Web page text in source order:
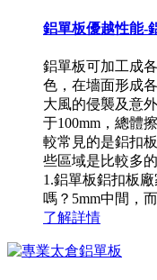
鋁單板優越性能-
鋁單板可加工成
色，在墻面形成
大風的侵襲及意
于100mm，總體
較常見的是鋁扣
些區域是比較多
1.鋁單板鋁扣板
嗎？5mm中間，
了解詳情